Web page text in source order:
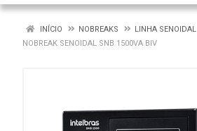
INÍCIO NOBREAKS
LINHA SENOIDAL
NOBREAK SENOIDAL SNB 1500VA BIV